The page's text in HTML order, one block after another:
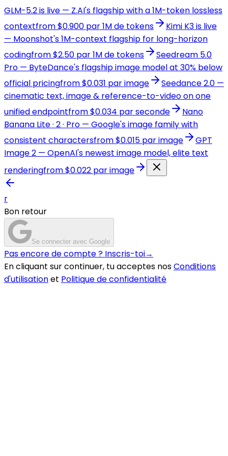
GLM-5.2 is live — Z.AI's flagship with a 1M-token lossless
contextfrom $0.900 par 1M de tokens
Kimi K3 is live
— Moonshot's 1M-context flagship for long-horizon
codingfrom $2.50 par 1M de tokens
Seedream 5.0
Pro — ByteDance's flagship image model at 30% below
official pricingfrom $0.031 par image
Seedance 2.0 —
cinematic text, image & reference-to-video on one
unified endpointfrom $0.034 par seconde
Nano
Banana Lite · 2 · Pro — Google's image family with
consistent charactersfrom $0.015 par image
GPT
Image 2 — OpenAI's newest image model, elite text
renderingfrom $0.022 par image
r
Bon retour
Se connecter avec Google
Pas encore de compte ? Inscris-toi→
En cliquant sur continuer, tu acceptes nosConditions
d'utilisationet Politique de confidentialité